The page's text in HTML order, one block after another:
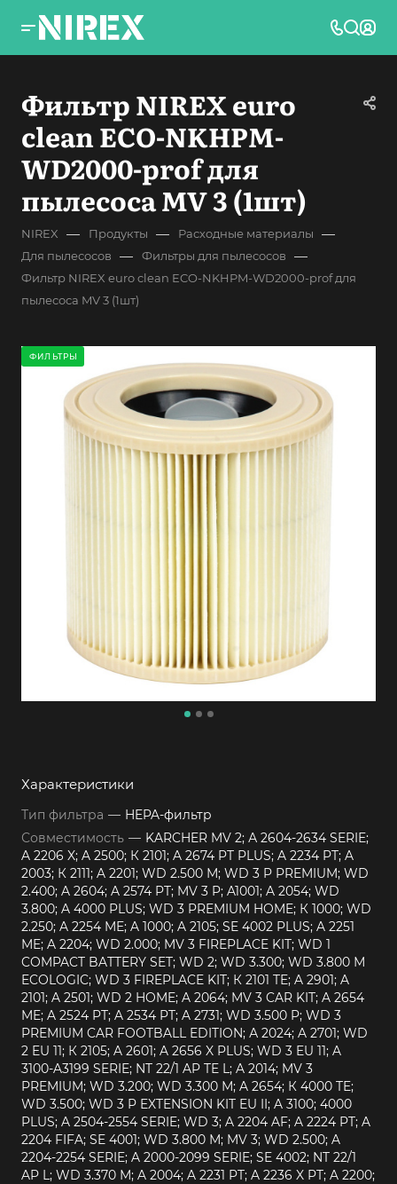
Фильтр NIREX euro
clean ECO-NKHPM-
WD2000-prof для
пылесоса MV 3 (1шт)
NIREX — Продукты — Расходные материалы —
Для пылесосов — Фильтры для пылесосов —
Фильтр NIREX euro clean ECO-NKHPM-WD2000-prof для
пылесоса MV 3 (1шт)
ФИЛЬТРЫ
Характеристики
Тип фильтра — HEPA-фильтр
Совместимость — KARCHER MV 2; А 2604-2634 SERIE;
A 2206 X; A 2500; К 2101; A 2674 PT PLUS; A 2234 PT; A
2003; К 2111; A 2201; WD 2.500 М; WD 3 P PREMIUM; WD
2.400; A 2604; A 2574 PT; MV 3 P; A1001; A 2054; WD
3.800; A 4000 PLUS; WD 3 PREMIUM HOME; К 1000; WD
2.250; A 2254 ME; A 1000; A 2105; SE 4002 PLUS; A 2251
ME; A 2204; WD 2.000; MV 3 FIREPLACE KIT; WD 1
COMPACT BATTERY SET; WD 2; WD 3.300; WD 3.800 М
ECOLOGIC; WD 3 FIREPLACE KIT; К 2101 TE; A 2901; A
2101; A 2501; WD 2 HOME; A 2064; MV 3 CAR KIT; A 2654
ME; A 2524 PT; A 2534 PT; A 2731; WD 3.500 P; WD 3
PREMIUM CAR FOOTBALL EDITION; А 2024; A 2701; WD
2 EU 11; К 2105; A 2601; A 2656 X PLUS; WD 3 EU 11; A
3100-A3199 SERIE; NT 22/1 AP TE L; A 2014; MV 3
PREMIUM; WD 3.200; WD 3.300 М; A 2654; К 4000 TE;
WD 3.500; WD 3 P EXTENSION KIT EU II; A 3100; 4000
PLUS; A 2504-2554 SERIE; WD 3; A 2204 AF; A 2224 PT; A
2204 FIFA; SE 4001; WD 3.800 М; MV 3; WD 2.500; A
2204-2254 SERIE; A 2000-2099 SERIE; SE 4002; NT 22/1
AP L; WD 3.370 М; A 2004; A 2231 PT; A 2236 X PT; A 2200;